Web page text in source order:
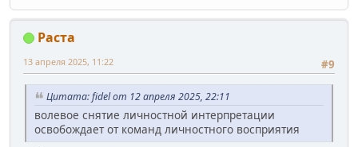
Раста
#9
13 апреля 2025, 11:22
Цитата: fidel от 12 апреля 2025, 22:11
волевое снятие личностной интерпретации
освобождает от команд личностного восприятия